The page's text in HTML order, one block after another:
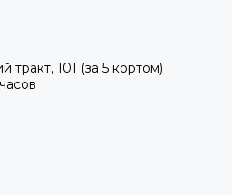
тракт, 101 (за 5 кортом)